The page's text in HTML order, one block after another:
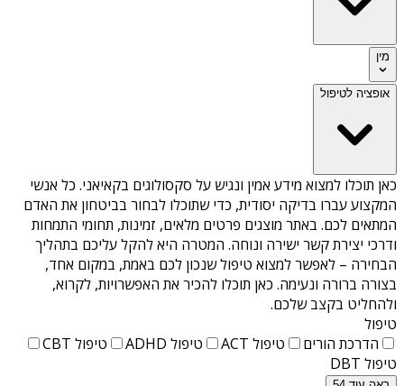
מין
אופציה לטיפול
כאן תוכלו למצוא מידע אמין ונגיש על סקסולוגים בקאיאני. כל אנשי
המקצוע עברו בדיקה יסודית, כדי שתוכלו לבחור בביטחון את האדם
המתאים לכם. באתר מוצגים פרטים מלאים, זמינות, תחומי התמחות
ודרכי יצירת קשר ישירה ונוחה. המטרה היא להקל עליכם בתהליך
הבחירה – לאפשר למצוא טיפול שנכון לכם באמת, במקום אחד,
בצורה ברורה ונעימה. כאן תוכלו להכיר את האפשרויות, לקרוא,
ולהחליט בקצב שלכם.
טיפול
הדרכת הורים
טיפול ACT טיפול ADHD
טיפול CBT
טיפול DBT